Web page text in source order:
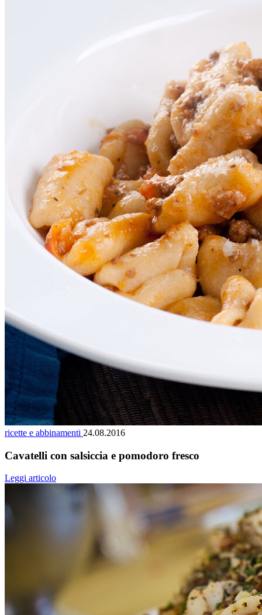
ricette e abbinamenti 24.08.2016
Cavatelli con salsiccia e pomodoro fresco
Leggi articolo